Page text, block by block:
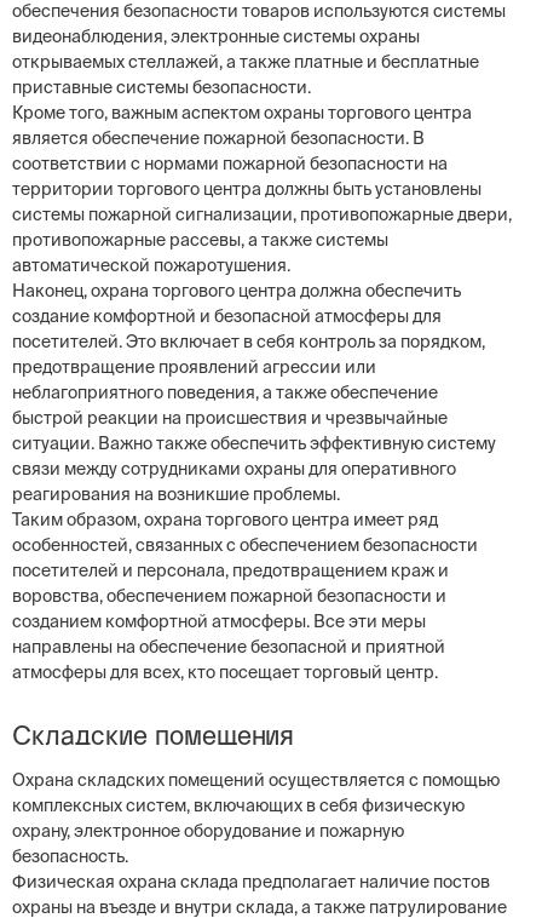
обеспечения безопасности товаров используются системы
видеонаблюдения, электронные системы охраны
открываемых стеллажей, а также платные и бесплатные
приставные системы безопасности.
Кроме того, важным аспектом охраны торгового центра
является обеспечение пожарной безопасности. В
соответствии с нормами пожарной безопасности на
территории торгового центра должны быть установлены
системы пожарной сигнализации, противопожарные двери,
противопожарные рассевы, а также системы
автоматической пожаротушения.
Наконец, охрана торгового центра должна обеспечить
создание комфортной и безопасной атмосферы для
посетителей. Это включает в себя контроль за порядком,
предотвращение проявлений агрессии или
неблагоприятного поведения, а также обеспечение
быстрой реакции на происшествия и чрезвычайные
ситуации. Важно также обеспечить эффективную систему
связи между сотрудниками охраны для оперативного
реагирования на возникшие проблемы.
Таким образом, охрана торгового центра имеет ряд
особенностей, связанных с обеспечением безопасности
посетителей и персонала, предотвращением краж и
воровства, обеспечением пожарной безопасности и
созданием комфортной атмосферы. Все эти меры
направлены на обеспечение безопасной и приятной
атмосферы для всех, кто посещает торговый центр.
Складские помещения
Охрана складских помещений осуществляется с помощью
комплексных систем, включающих в себя физическую
охрану, электронное оборудование и пожарную
безопасность.
Физическая охрана склада предполагает наличие постов
охраны на въезде и внутри склада, а также патрулирование